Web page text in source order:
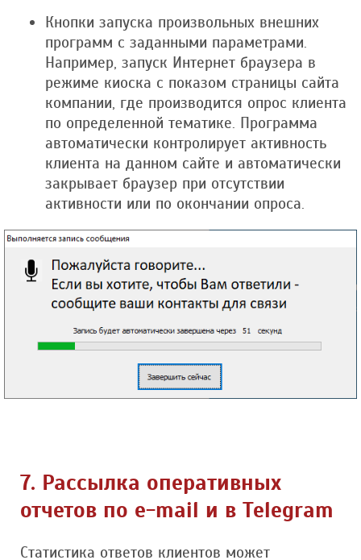
Кнопки запуска произвольных внешних
программ с заданными параметрами.
Например, запуск Интернет браузера в
режиме киоска с показом страницы сайта
компании, где производится опрос клиента
по определенной тематике. Программа
автоматически контролирует активность
клиента на данном сайте и автоматически
закрывает браузер при отсутствии
активности или по окончании опроса.
7. Рассылка оперативных
отчетов по e-mail и в Telegram
Статистика ответов клиентов может